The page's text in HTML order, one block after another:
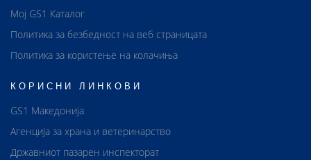
Мој GS1 Каталог
Политика за безбедност на веб страницата
Политика за користење на колачиња
КОРИСНИ ЛИНКОВИ
GS1 Македонија
Агенција за храна и ветеринарство
Државниот пазарен инспекторат